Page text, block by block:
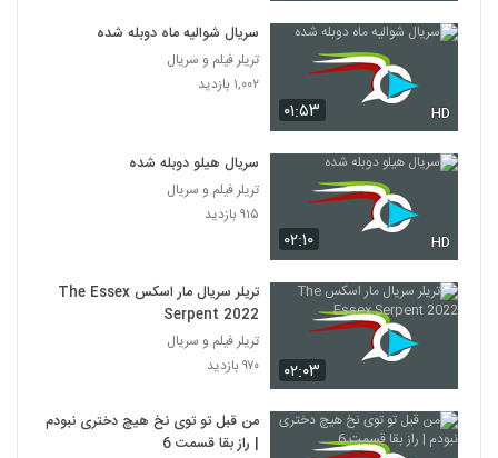
۰۱:۵۳ HD
سریال شوالیه ماه دوبله شده
تریلر فیلم و سریال
۱,۰۰۲ بازدید
۰۲:۱۰ HD
سریال هیلو دوبله شده
تریلر فیلم و سریال
۹۱۵ بازدید
۰۲:۰۳
تریلر سریال مار اسکس The Essex
Serpent 2022
تریلر فیلم و سریال
۹۷۰ بازدید
من قبل تو توی نخ هیچ دختری نبودم
| راز بقا قسمت 6